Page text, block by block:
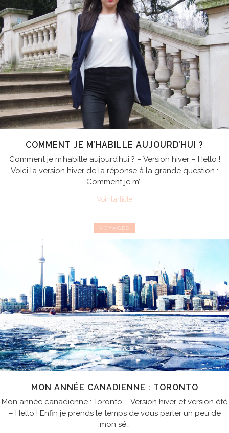
COMMENT JE M’HABILLE AUJOURD’HUI ?
Comment je m’habille aujourd’hui ? – Version hiver – Hello !
Voici la version hiver de la réponse à la grande question :
Comment je m’…
Voir l’article
VOYAGES
MON ANNÉE CANADIENNE : TORONTO
Mon année canadienne : Toronto – Version hiver et version été
– Hello ! Enfin je prends le temps de vous parler un peu de
mon sé…